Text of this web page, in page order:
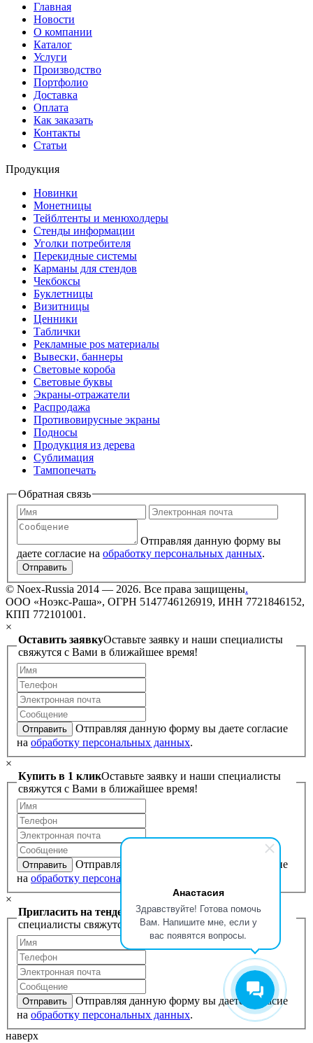
Анастасия
Здравствуйте! Готова помочь
Вам. Напишите мне, если у
вас появятся вопросы.
Главная
Новости
О компании
Каталог
Услуги
Производство
Портфолио
Доставка
Оплата
Как заказать
Контакты
Статьи
Продукция
Новинки
Монетницы
Тейблтенты и менюхолдеры
Стенды информации
Уголки потребителя
Перекидные системы
Карманы для стендов
Чекбоксы
Буклетницы
Визитницы
Ценники
Таблички
Рекламные pos материалы
Вывески, баннеры
Световые короба
Световые буквы
Экраны-отражатели
Распродажа
Противовирусные экраны
Подносы
Продукция из дерева
Сублимация
Тампопечать
Обратная связь
Отправляя данную форму вы
даете согласие на обработку персональных данных.
Отправить
© Noex-Russia 2014 — 2026. Все права защищены.
ООО «Ноэкс-Раша», ОГРН 5147746126919, ИНН 7721846152,
КПП 772101001.
×
Оставить заявкуОставьте заявку и наши специалисты
свяжутся с Вами в ближайшее время!
Отправить
Отправляя данную форму вы даете согласие
на обработку персональных данных.
×
Купить в 1 кликОставьте заявку и наши специалисты
свяжутся с Вами в ближайшее время!
Отправить
Отправляя данную форму вы даете согласие
на обработку персональных данных
×
Пригласить на тендер
Оставьте заявку и наши
специалисты свяжутся с Вами в ближайшее время!
Отправить
Отправляя данную форму вы даете согласие
на обработку персональных данных.
наверх